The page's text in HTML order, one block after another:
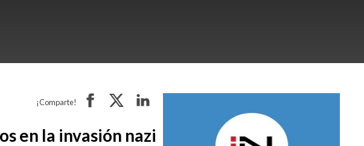
¡Comparte!
en la invasión nazi